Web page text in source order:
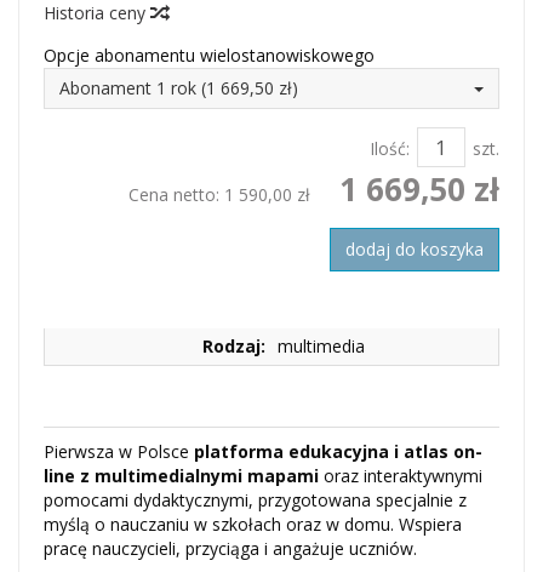
Historia ceny
Opcje abonamentu wielostanowiskowego
Abonament 1 rok (1 669,50 zł)
Ilość:
szt.
Cena netto: 1 590,00 zł 1 669,50 zł
dodaj do koszyka
Rodzaj: multimedia
Pierwsza w Polsce platforma edukacyjna i atlas on-
line z multimedialnymi mapami oraz interaktywnymi
pomocami dydaktycznymi, przygotowana specjalnie z
myślą o nauczaniu w szkołach oraz w domu. Wspiera
pracę nauczycieli, przyciąga i angażuje uczniów.